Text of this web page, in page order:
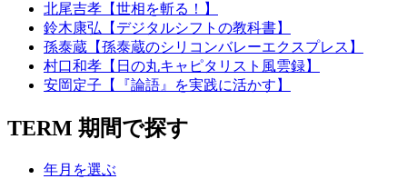
北尾吉孝【世相を斬る！】
鈴木康弘【デジタルシフトの教科書】
孫泰蔵【孫泰蔵のシリコンバレーエクスプレス】
村口和孝【日の丸キャピタリスト風雲録】
安岡定子【『論語』を実践に活かす】
TERM 期間で探す
年月を選ぶ